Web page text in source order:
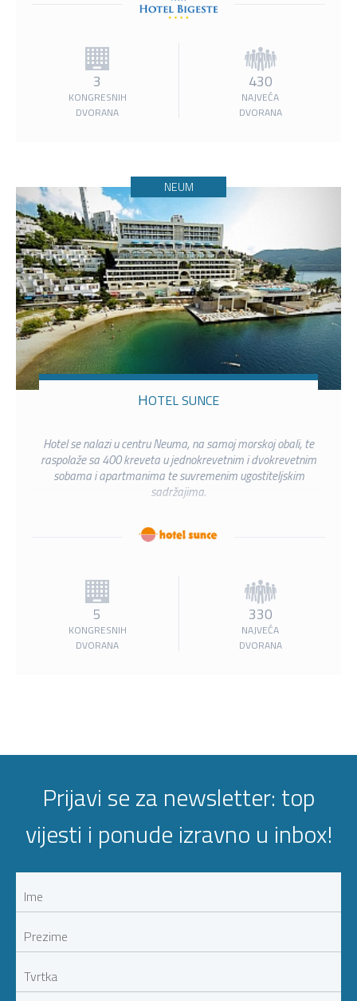
3
KONGRESNIH
DVORANA
430
NAJVEĆA
DVORANA
NEUM
HOTEL SUNCE
Hotel se nalazi u centru Neuma, na samoj morskoj obali, te
raspolaže sa 400 kreveta u jednokrevetnim i dvokrevetnim
sobama i apartmanima te suvremenim ugostiteljskim
sadržajima.
5
KONGRESNIH
DVORANA
330
NAJVEĆA
DVORANA
Prijavi se za newsletter: top
vijesti i ponude izravno u inbox!